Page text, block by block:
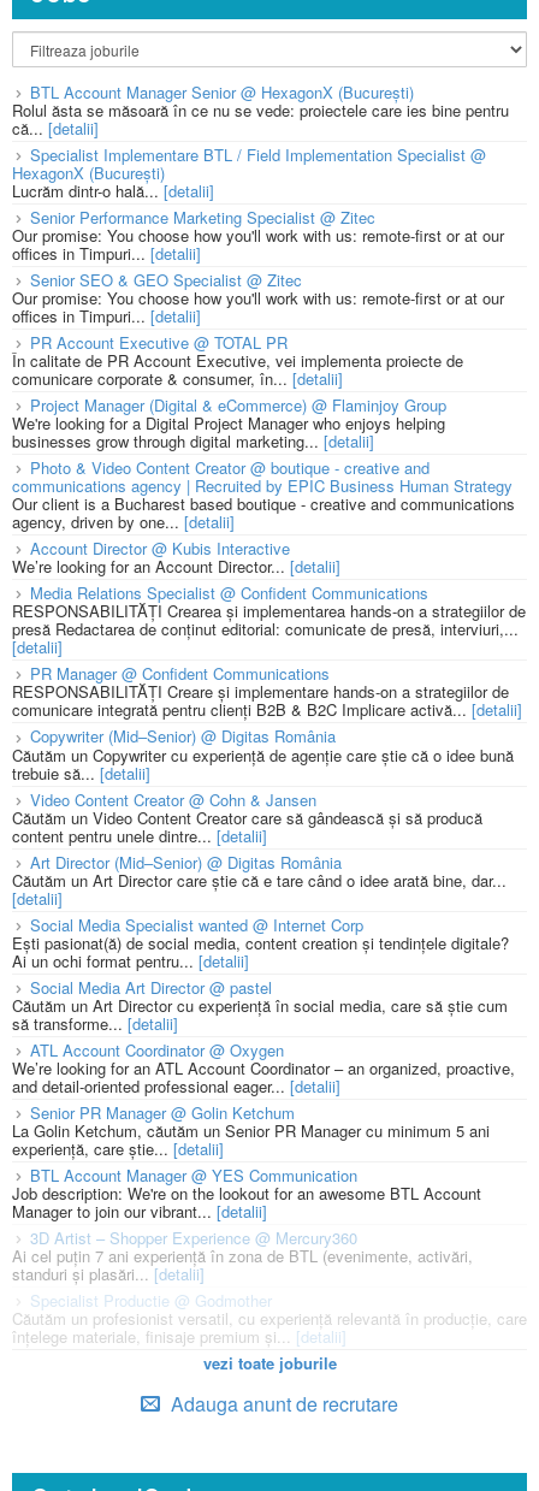
BTL Account Manager Senior @ HexagonX (București)
Rolul ăsta se măsoară în ce nu se vede: proiectele care ies bine pentru
că... [detalii]
Specialist Implementare BTL / Field Implementation Specialist @
HexagonX (București)
Lucrăm dintr-o hală...[detalii]
Senior Performance Marketing Specialist @ Zitec
Our promise: You choose how you'll work with us: remote-first or at our
offices in Timpuri... [detalii]
Senior SEO & GEO Specialist @ Zitec
Our promise: You choose how you'll work with us: remote-first or at our
offices in Timpuri... [detalii]
PR Account Executive @ TOTAL PR
În calitate de PR Account Executive, vei implementa proiecte de
comunicare corporate & consumer, în... [detalii]
Project Manager (Digital & eCommerce) @ Flaminjoy Group
We're looking for a Digital Project Manager who enjoys helping
businesses grow through digital marketing... [detalii]
Photo & Video Content Creator @ boutique - creative and
communications agency | Recruited by EPIC Business Human Strategy
Our client is a Bucharest based boutique - creative and communications
agency, driven by one... [detalii]
Account Director @ Kubis Interactive
We’re looking for an Account Director... [detalii]
Media Relations Specialist @ Confident Communications
RESPONSABILITĂȚI Crearea și implementarea hands-on a strategiilor de
presă Redactarea de conținut editorial: comunicate de presă, interviuri,...
[detalii]
PR Manager @ Confident Communications
RESPONSABILITĂȚI Creare și implementare hands-on a strategiilor de
comunicare integrată pentru clienți B2B & B2C Implicare activă... [detalii]
Copywriter (Mid–Senior) @ Digitas România
Căutăm un Copywriter cu experiență de agenție care știe că o idee bună
trebuie să... [detalii]
Video Content Creator @ Cohn & Jansen
Căutăm un Video Content Creator care să gândească și să producă
content pentru unele dintre... [detalii]
Art Director (Mid–Senior) @ Digitas România
Căutăm un Art Director care știe că e tare când o idee arată bine, dar...
[detalii]
Social Media Specialist wanted @ Internet Corp
Ești pasionat(ă) de social media, content creation și tendințele digitale?
Ai un ochi format pentru... [detalii]
Social Media Art Director @ pastel
Căutăm un Art Director cu experiență în social media, care să știe cum
să transforme... [detalii]
ATL Account Coordinator @ Oxygen
We’re looking for an ATL Account Coordinator – an organized, proactive,
and detail-oriented professional eager... [detalii]
Senior PR Manager @ Golin Ketchum
La Golin Ketchum, căutăm un Senior PR Manager cu minimum 5 ani
experiență, care știe... [detalii]
BTL Account Manager @ YES Communication
Job description: We're on the lookout for an awesome BTL Account
Manager to join our vibrant... [detalii]
3D Artist – Shopper Experience @ Mercury360
Ai cel puțin 7 ani experiență în zona de BTL (evenimente, activări,
standuri și plasări... [detalii]
Specialist Productie @ Godmother
Căutăm un profesionist versatil, cu experiență relevantă în producție, care
înțelege materiale, finisaje premium și... [detalii]
vezi toate joburile
Adauga anunt de recrutare